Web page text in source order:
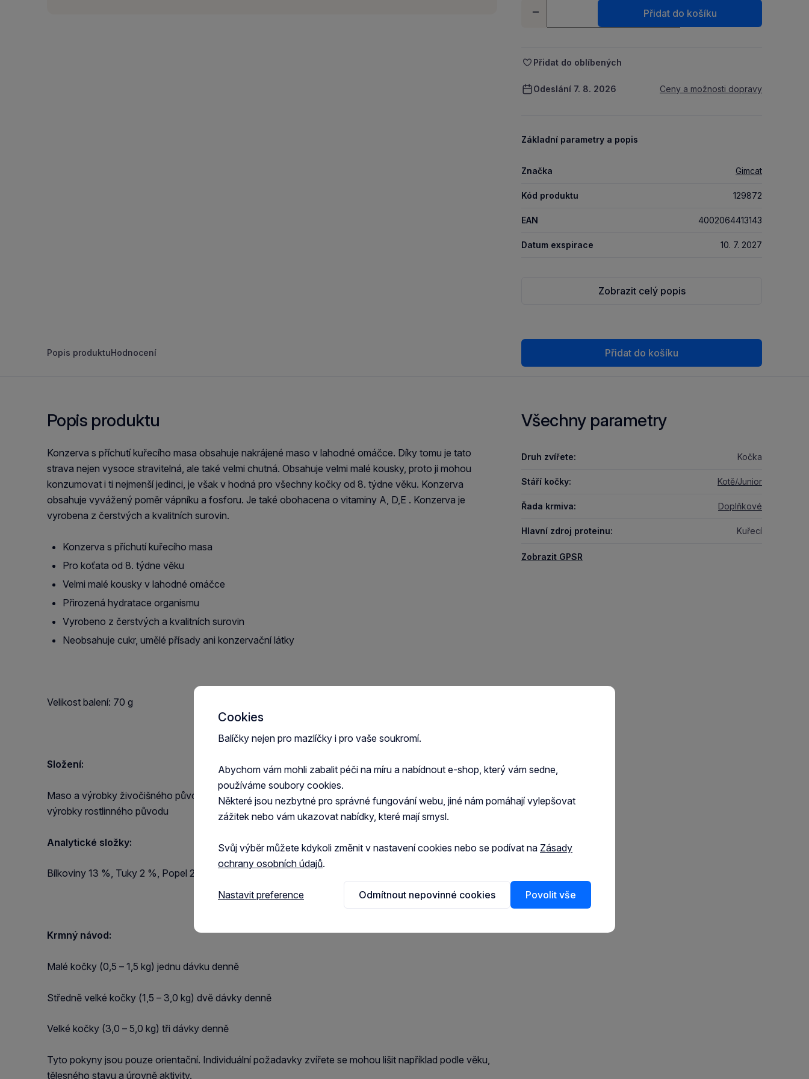
-
+
Přidat do košíku
Přidat do oblíbených
Odeslání 7. 8. 2026 Ceny a možnosti dopravy
Základní parametry a popis
Značka Gimcat
Kód produktu 129872
EAN 4002064413143
Datum exspirace 10. 7. 2027
Zobrazit celý popis
Popis produktuHodnocení Přidat do košíku
Popis produktu
Konzerva s příchutí kuřecího masa obsahuje nakrájené maso v lahodné omáčce. Díky tomu je tato
strava nejen vysoce stravitelná, ale také velmi chutná. Obsahuje velmi malé kousky, proto ji mohou
konzumovat i ti nejmenší jedinci, je však v hodná pro všechny kočky od 8. týdne věku. Konzerva
obsahuje vyvážený poměr vápníku a fosforu. Je také obohacena o vitaminy A, D,E . Konzerva je
vyrobena z čerstvých a kvalitních surovin.
Konzerva s příchutí kuřecího masa
Pro koťata od 8. týdne věku
Velmi malé kousky v lahodné omáčce
Přirozená hydratace organismu
Vyrobeno z čerstvých a kvalitních surovin
Neobsahuje cukr, umělé přísady ani konzervační látky
Velikost balení: 70 g
Složení:
Maso a výrobky živočišného původu (kuře 47,6 %), oleje a tuky, obiloviny, minerální látky, vedlejší
výrobky rostlinného původu
Analytické složky:
Bílkoviny 13 %, Tuky 2 %, Popel 2 %, Vláknina 1 %, Vlhkost 85 %, Vápník 0,16 %, Fosfor 0,14 %
Krmný návod:
Malé kočky (0,5 – 1,5 kg) jednu dávku denně
Středně velké kočky (1,5 – 3,0 kg) dvě dávky denně
Velké kočky (3,0 – 5,0 kg) tři dávky denně
Tyto pokyny jsou pouze orientační. Individuální požadavky zvířete se mohou lišit například podle věku,
tělesného stavu a úrovně aktivity.
Všechny parametry
Druh zvířete: Kočka
Stáří kočky: Kotě/Junior
Řada krmiva: Doplňkové
Hlavní zdroj proteinu: Kuřecí
Zobrazit GPSR
Cookies
Balíčky nejen pro mazlíčky i pro vaše soukromí.
Abychom vám mohli zabalit péči na míru a nabídnout e-shop, který vám sedne,
používáme soubory cookies.
Některé jsou nezbytné pro správné fungování webu, jiné nám pomáhají vylepšovat
zážitek nebo vám ukazovat nabídky, které mají smysl.
Svůj výběr můžete kdykoli změnit v nastavení cookies nebo se podívat na Zásady
ochrany osobních údajů.
Nastavit preference Odmítnout nepovinné cookies Povolit vše